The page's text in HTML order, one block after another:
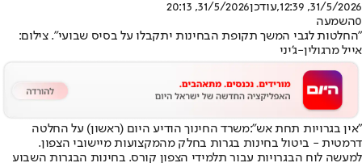
31/5/2026, 12:39
,עודכן31/5/2026, 20:13
0השמעה
"החלטות לגבי המשך תקופת הבחינות יתקבלו על בסיס שבועי". צילום:
אייל מרגולין-ג'יני
"אין בגרויות תחת אש":משרד החינוך הודיע היום (ראשון) על החלטה
דרמטית - ביטול בחינות בגרות בחלק מהמקצועות מיישובי הצפון.
למעשה לוח הבגרויות עבור תלמידי הצפון קורס. בחינות הבגרות השבוע